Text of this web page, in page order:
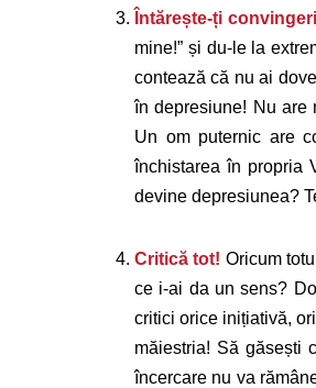
Întărește-ți
mine!” și du-le la
contează că nu ai
în depresiune! Nu are
Un om puternic are
închistarea în propria
devine depresiunea?
Critică tot! Oricum
ce i-ai da un sens?
critici orice inițiativă,
măiestria! Să găsești
încercare nu va